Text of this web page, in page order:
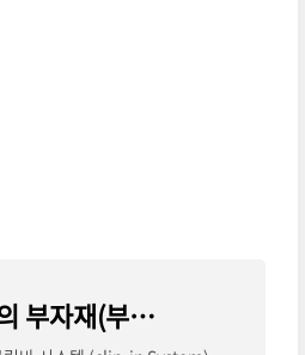
천장 시공용 경량철골 클립바 시스템의 부자재(부속품)